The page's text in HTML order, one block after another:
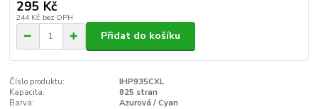
295 Kč
244 Kč bez DPH
Přidat do košíku
Číslo produktu:
IHP935CXL
Kapacita:
825 stran
Barva:
Azurová / Cyan